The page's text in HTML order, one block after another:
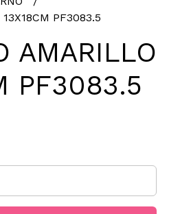
PF3083.5
AMARILLO
PF3083.5